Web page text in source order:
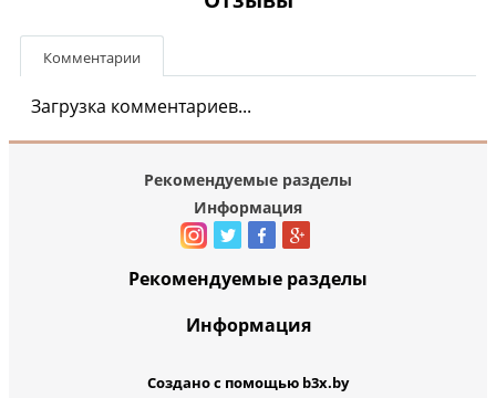
Комментарии
Загрузка комментариев...
Рекомендуемые разделы
Информация
Рекомендуемые разделы
Информация
Создано с помощью b3x.by